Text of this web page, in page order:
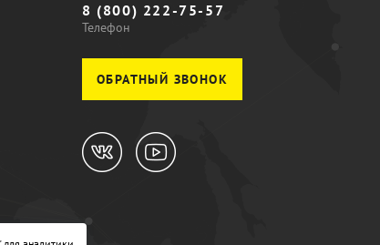
8 (800) 222-75-57
Телефон
ОБРАТНЫЙ ЗВОНОК